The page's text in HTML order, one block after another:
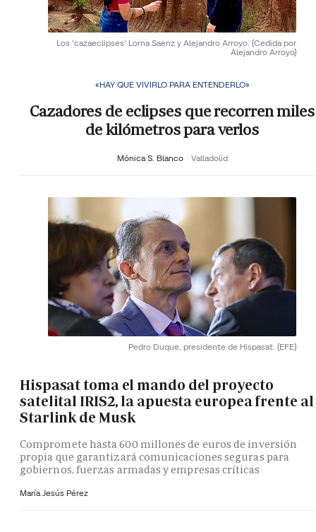
Los 'cazaeclipses' Lorna Saenz y Alejandro Arroyo. (Cedida por
Alejandro Arroyo)
«HAY QUE VIVIRLO PARA ENTENDERLO»
Cazadores de eclipses que recorren miles
de kilómetros para verlos
Mónica S. Blanco Valladolid
Pedro Duque, presidente de Hispasat. (EFE)
Hispasat toma el mando del proyecto
satelital IRIS2, la apuesta europea frente al
Starlink de Musk
Compromete hasta 600 millones de euros de inversión
propia que garantizará comunicaciones seguras para
gobiernos, fuerzas armadas y empresas críticas
María Jesús Pérez